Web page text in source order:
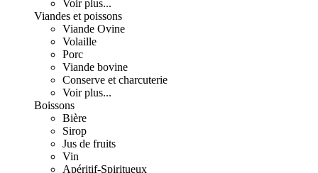
Voir plus...
Viandes et poissons
Viande Ovine
Volaille
Porc
Viande bovine
Conserve et charcuterie
Voir plus...
Boissons
Bière
Sirop
Jus de fruits
Vin
Apéritif-Spiritueux